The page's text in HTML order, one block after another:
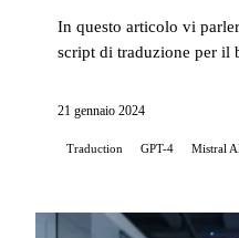
In questo articolo vi
script di traduzione per il
tecnologia...
21 gennaio 2024
Traduction GPT-4 Mistral